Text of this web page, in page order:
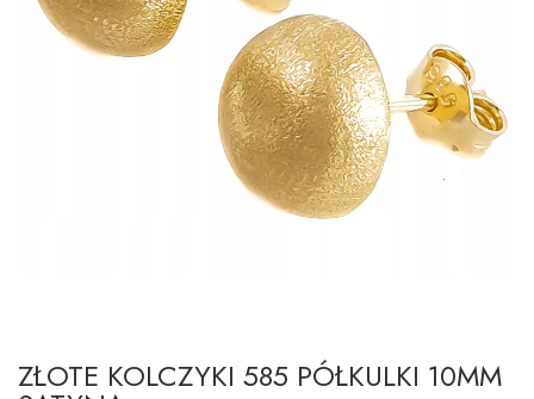
ZŁOTE KOLCZYKI 585 PÓŁKULKI 10MM